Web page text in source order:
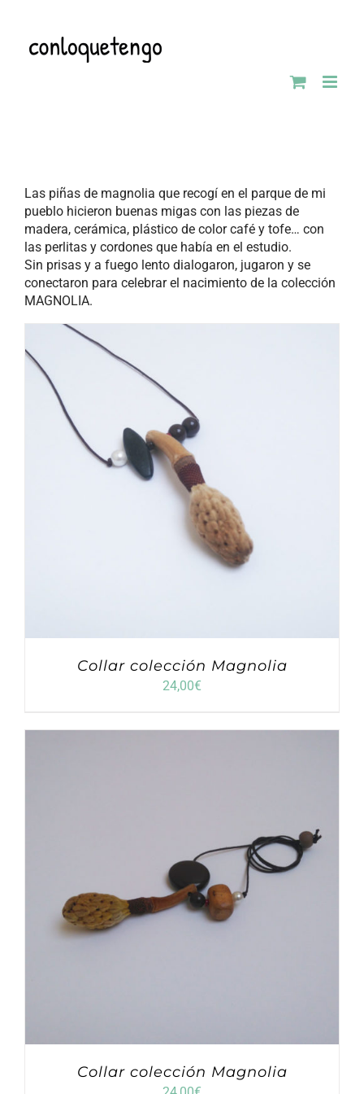
contenido
Las piñas de magnolia que recogí en el parque de mi
pueblo hicieron buenas migas con las piezas de
madera, cerámica, plástico de color café y tofe… con
las perlitas y cordones que había en el estudio.
Sin prisas y a fuego lento dialogaron, jugaron y se
conectaron para celebrar el nacimiento de la colección
MAGNOLIA.
Collar colección Magnolia
24,00€
Collar colección Magnolia